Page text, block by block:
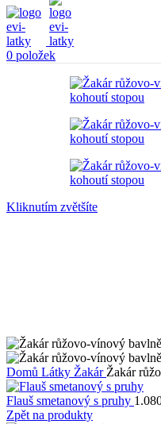
0 položek
Kliknutím zvětšíte
Domů Látky Žakár Žakár
Flauš smetanový s pruhy
Zpět na produkty